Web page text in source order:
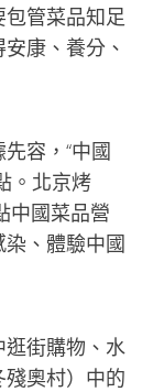
管菜品知足
康、養分、
容，“中國
。北京烤
中國菜品營
、體驗中國
街購物、水
奧村）中的